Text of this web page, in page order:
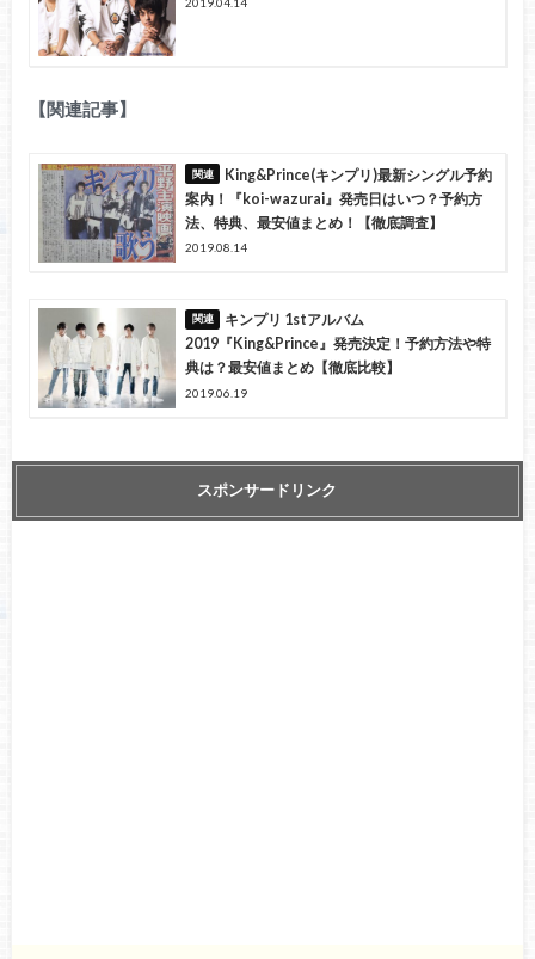
【関連記事】
King&Prince(キンプリ)最新シングル予約
案内！『koi-wazurai』発売日はいつ？予約方
法、特典、最安値まとめ！【徹底調査】
2019.08.14
キンプリ 1stアルバム
2019『King&Prince』発売決定！予約方法や特
典は？最安値まとめ【徹底比較】
2019.06.19
スポンサードリンク